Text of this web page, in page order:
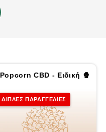
Popcorn CBD - Ειδική 🍿
ΔΙΠΛΕΣ ΠΑΡΑΓΓΕΛΙΕΣ